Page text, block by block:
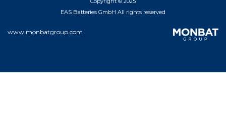
EAS Batteries GmbH All rights reserved
www.monbatgroup.com